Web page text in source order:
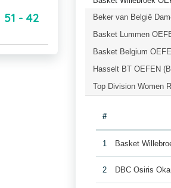
51 - 42
Beker van België
Basket Lummen
Basket Belgium
Hasselt BT OEFEN
Top Division Women
#
1 Basket
2 DBC Osiris